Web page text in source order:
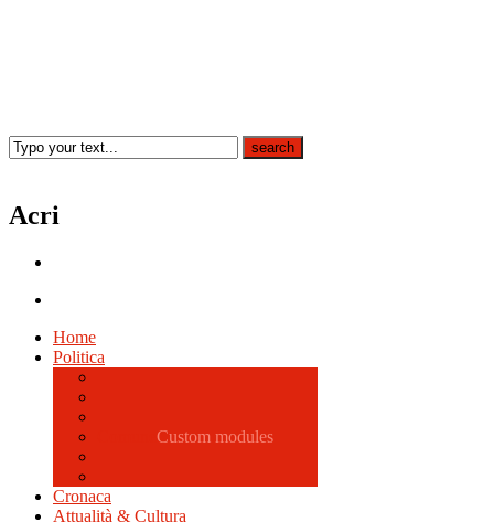
Acri
Home
Politica
Custom modules
Cronaca
Attualità & Cultura